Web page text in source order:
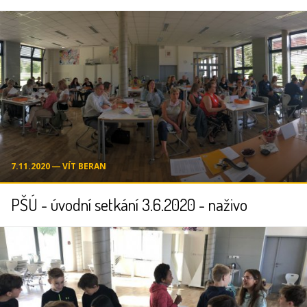
7.11.2020 ― VÍT BERAN
PŠÚ - úvodní setkání 3.6.2020 - naživo